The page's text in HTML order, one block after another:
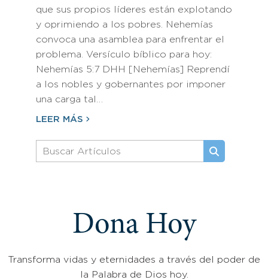
que sus propios líderes están explotando
y oprimiendo a los pobres. Nehemías
convoca una asamblea para enfrentar el
problema. Versículo bíblico para hoy:
Nehemías 5:7 DHH [Nehemías] Reprendí
a los nobles y gobernantes por imponer
una carga tal…
LEER MÁS
Dona Hoy
Transforma vidas y eternidades a través del poder de
la Palabra de Dios hoy.